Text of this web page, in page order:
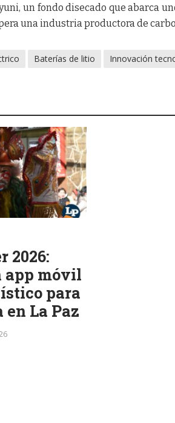
un fondo disecado que abarca
una industria productora de
Baterías de litio Innovación
2026:
app móvil
para
La Paz